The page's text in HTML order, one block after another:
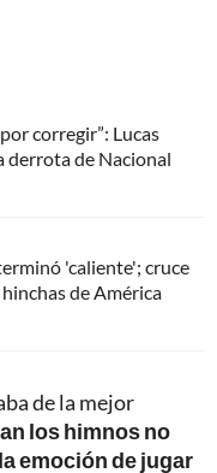
corregir”: Lucas
derrota de Nacional
'caliente'; cruce
de América
de la mejor
los himnos no
emoción de jugar